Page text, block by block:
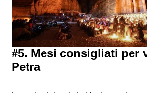
#5. Mesi consigliati per
Petra